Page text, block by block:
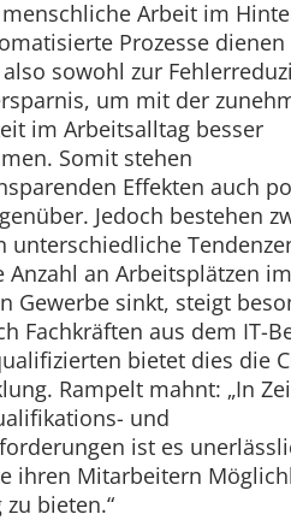
Arbeit im
Prozesse dienen
sowohl zur
um mit der
im Arbeitsalltag besser
Somit stehen
Effekten auch
Jedoch bestehen
unterschiedliche
an Arbeitsplätzen im
Gewerbe sinkt, steigt
Fachkräften aus dem IT-
bietet dies die
Rampelt mahnt: „In
und
ist es
ihren Mitarbeitern
bieten.“